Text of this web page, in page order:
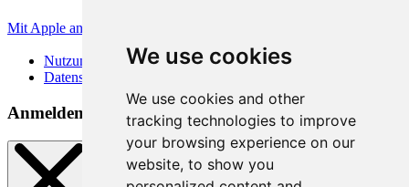
We use cookies
We use cookies and other
tracking technologies to improve
your browsing experience on our
website, to show you
Mit Apple anmelden
Nutzungsbedingungen
Datenschutzerklärung
Anmeldemethoden